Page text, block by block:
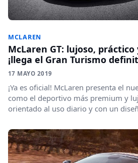
MCLAREN
McLaren GT: lujoso,
¡llega el Gran Turismo
17 MAYO 2019
¡Ya es oficial! McLaren presenta el
como el deportivo más premium y
orientado al uso diario y con un